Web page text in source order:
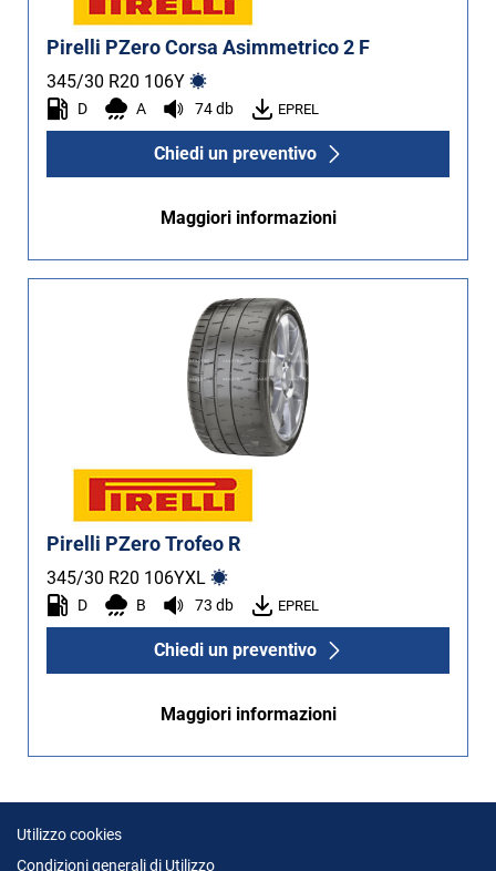
Pirelli PZero Corsa Asimmetrico 2 F
345/30 R20 106Y
D A 74 db EPREL
Chiedi un preventivo
Maggiori informazioni
Pirelli PZero Trofeo R
345/30 R20 106YXL
D B 73 db EPREL
Chiedi un preventivo
Maggiori informazioni
Utilizzo cookies
Condizioni generali di Utilizzo